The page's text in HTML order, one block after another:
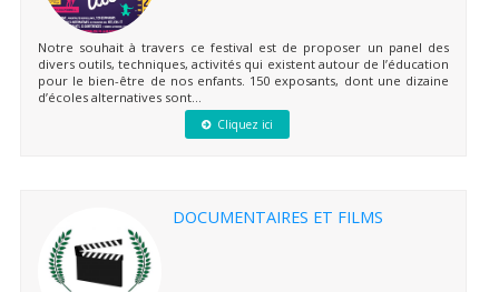
Notre souhait à travers ce festival est de proposer un panel des
divers outils, techniques, activités qui existent autour de l’éducation
pour le bien-être de nos enfants. 150 exposants, dont une dizaine
d’écoles alternatives sont...
Cliquez ici
DOCUMENTAIRES ET FILMS